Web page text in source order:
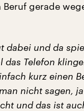
Beruf gerade
dabei und da
das Telefon
kurz einen
nicht sagen,
und das ist